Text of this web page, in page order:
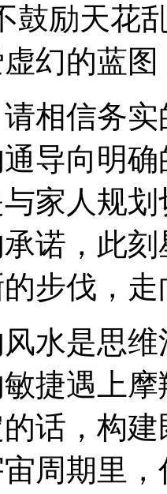
鼓励天花
幻的蓝
相信务
导向明
家人规
诺，此
步伐，
水是思
捷遇上
话，构
周期里